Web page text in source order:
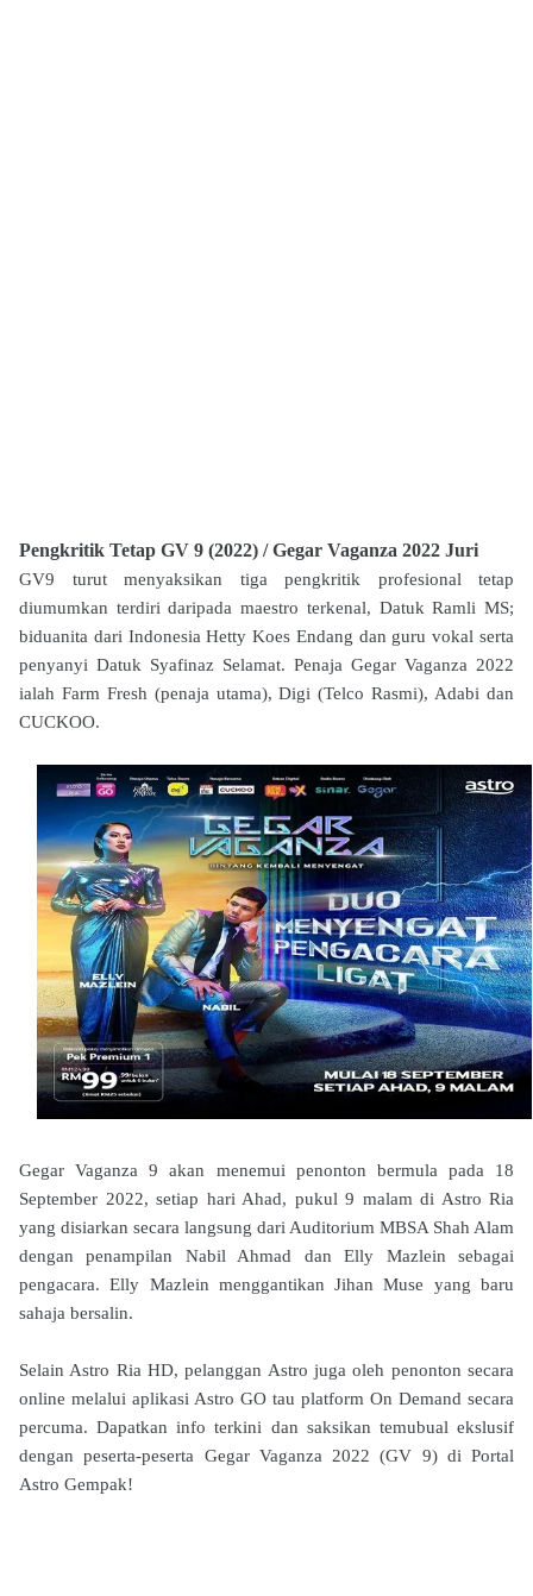
Pengkritik Tetap GV 9 (2022) / Gegar Vaganza 2022 Juri
GV9 turut menyaksikan tiga pengkritik profesional tetap
diumumkan terdiri daripada maestro terkenal, Datuk Ramli MS;
biduanita dari Indonesia Hetty Koes Endang dan guru vokal serta
penyanyi Datuk Syafinaz Selamat. Penaja Gegar Vaganza 2022
ialah Farm Fresh (penaja utama), Digi (Telco Rasmi), Adabi dan
CUCKOO.
Gegar Vaganza 9 akan menemui penonton bermula pada 18
September 2022, setiap hari Ahad, pukul 9 malam di Astro Ria
yang disiarkan secara langsung dari Auditorium MBSA Shah Alam
dengan penampilan Nabil Ahmad dan Elly Mazlein sebagai
pengacara. Elly Mazlein menggantikan Jihan Muse yang baru
sahaja bersalin.
Selain Astro Ria HD, pelanggan Astro juga oleh penonton secara
online melalui aplikasi Astro GO tau platform On Demand secara
percuma. Dapatkan info terkini dan saksikan temubual ekslusif
dengan peserta-peserta Gegar Vaganza 2022 (GV 9) di Portal
Astro Gempak!